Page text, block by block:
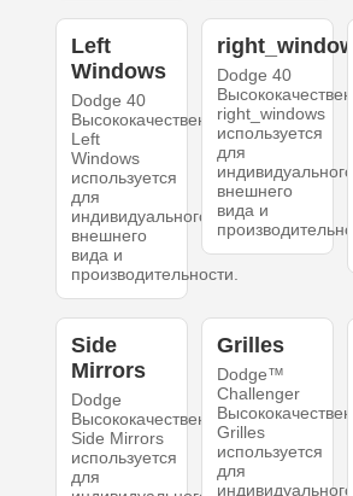
Left
Windows
Dodge 40
Высококачественный
Left
Windows
используется
для
индивидуального
внешнего
вида и
производительности.
Dodge 40
right_windows
используется
для
индивидуального
внешнего
вида и
Side
Mirrors
Dodge
Высококачественный
Side Mirrors
используется
для
Grilles
Dodge™
Challenger
Grilles
используется
для
индивидуального